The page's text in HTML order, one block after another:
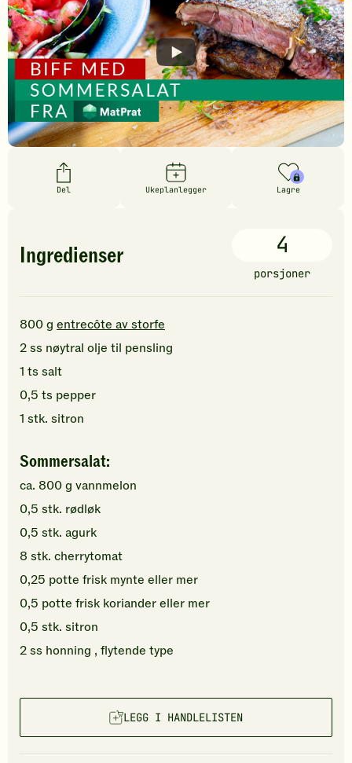
Del Ukeplanlegger Lagre
Ingredienser 4
porsjoner
800g entrecôte av storfe
2ss nøytral olje til pensling
1 ts salt
0,5 ts pepper
1 stk. sitron
Sommersalat:
ca. 800g vannmelon
0,5 stk. rødløk
0,5 stk. agurk
8 stk. cherrytomat
0,25 potte frisk mynte eller mer
0,5 potte frisk koriandereller mer
0,5 stk. sitron
2ss honning , flytende type
LEGG I HANDLELISTEN